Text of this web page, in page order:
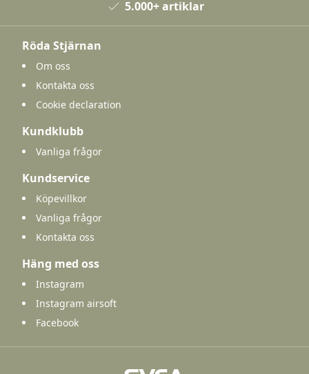
5.000+ artiklar
Röda Stjärnan
Om oss
Kontakta oss
Cookie declaration
Kundklubb
Vanliga frågor
Kundservice
Köpevillkor
Vanliga frågor
Kontakta oss
Häng med oss
Instagram
Instagram airsoft
Facebook